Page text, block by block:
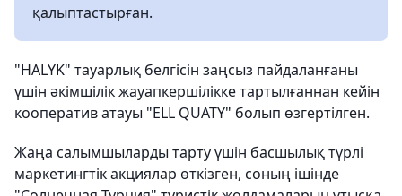
қалыптастырған.
"HALYK" тауарлық белгісін заңсыз пайдаланғаны
үшін әкімшілік жауапкершілікке тартылғаннан кейін
кооператив атауы "ELL QUATY" болып өзгертілген.
Жаңа салымшыларды тарту үшін басшылық түрлі
маркетингтік акциялар өткізген, соның ішінде